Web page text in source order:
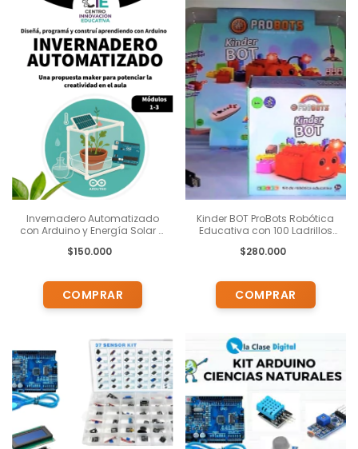
Invernadero Automatizado
con Arduino y Energía Solar –
Modular. Incluye
$150.000
Kinder BOT ProBots Robótica
Educativa con 100 Ladrillos
Números, Bluetooth, Control
Programas.
$280.000